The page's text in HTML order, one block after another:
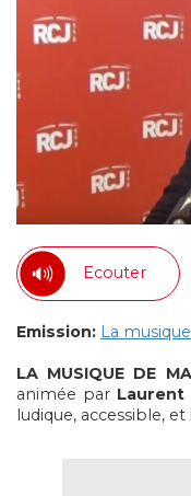
Ecouter
Emission: La
LA MUSIQUE DE
animée par Laurent
ludique, accessible,